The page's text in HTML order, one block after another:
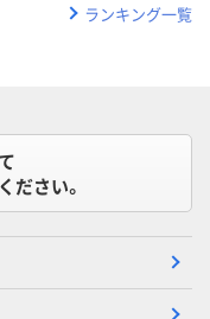
ランキング一覧
ださい。